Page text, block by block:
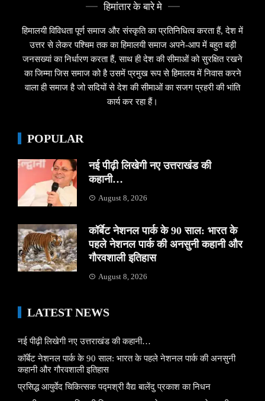
हिमांतार के बारे मे
हिमालयी विविधता पूर्ण समाज और संस्कृति का प्रतिनिधित्व करता हैं, देश में
उत्तर से लेकर पश्चिम तक का हिमालयी समाज अपने-आप में बहुत बड़ी
जनसख्यां का निर्धारण करता हैं, साथ ही देश की सीमाओं को सुरक्षित रखने
का जिम्मा जिस समाज को है उसमें प्रमुख रूप से हिमालय में निवास करने
वाला ही समाज है जो सदियों से देश की सीमाओं का सजग प्रहरी की भांति
कार्य कर रहा हैं।
POPULAR
नई पीढ़ी लिखेगी नए उत्तराखंड की
कहानी…
August 8, 2026
कॉर्बेट नेशनल पार्क के 90 साल: भारत के
पहले नेशनल पार्क की अनसुनी कहानी और
गौरवशाली इतिहास
August 8, 2026
LATEST NEWS
नई पीढ़ी लिखेगी नए उत्तराखंड की कहानी…
कॉर्बेट नेशनल पार्क के 90 साल: भारत के पहले नेशनल पार्क की अनसुनी
कहानी और गौरवशाली इतिहास
प्रसिद्ध आयुर्वेद चिकित्सक पद्मश्री वैद्य बालेंदु प्रकाश का निधन